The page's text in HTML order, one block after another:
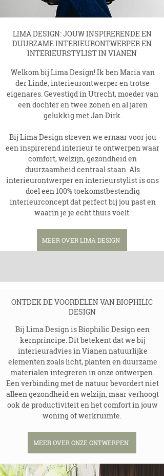
LIMA DESIGN: JOUW INSPIRERENDE EN
DUURZAME INTERIEURONTWERPER EN
INTERIEURSTYLIST IN VIANEN
Welkom bij Lima Design! Ik ben Maria van
der Linde, interieurontwerper en trotse
eigenares. Gevestigd in Utrecht, moeder van
een dochter en twee zonen en al jaren
gelukkig met Jan Dirk.
Bij Lima Design streven we ernaar voor jou
een inspirerend interieur te ontwerpen waar
comfort, welzijn, gezondheid en
duurzaamheid centraal staan. Als
interieurontwerper en interieurstylist is ons
doel een 100% toekomstbestendig
interieurconcept dat perfect bij jou past en
waarin je je echt thuis voelt.
MEER OVER LIMA DESIGN
ONTDEK DE VOORDELEN VAN BIOPHILIC
DESIGN
Bij Lima Design is Biophilic Design een
kernprincipe. Dit betekent dat we bij
interieuradvies in Vianen natuurlijke
elementen zoals licht, planten en duurzame
materialen integreren in onze ontwerpen.
Een verbinding met de natuur bevordert niet
alleen gezondheid en welzijn, maar verhoogt
ook de productiviteit en het comfort in jouw
woning of werkruimte.
MEER OVER ONZE ONTWERPEN